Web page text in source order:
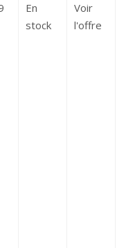
En
stock
Voir
l'offre